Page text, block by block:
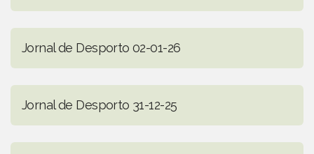
Jornal de Desporto 02-01-26
Jornal de Desporto 31-12-25